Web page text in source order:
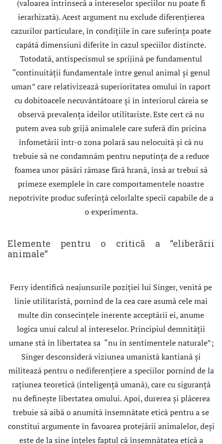
(valoarea intrinsecă a intereselor speciilor nu poate fi
ierarhizată). Acest argument nu exclude diferenţierea
cazurilor particulare, în condiţiile în care suferinţa poate
capătă dimensiuni diferite în cazul speciilor distincte.
Totodată, antispecismul se sprijină pe fundamentul
“continuităţii fundamentale între genul animal şi genul
uman” care relativizează superioritatea omului în raport
cu dobitoacele necuvântătoare şi în interiorul căreia se
observă prevalenţa ideilor utilitariste. Este cert că nu
putem avea sub grijă animalele care suferă din pricina
înfometării într-o zona polară sau nelocuită şi că nu
trebuie să ne condamnăm pentru neputinţa de a reduce
foamea unor păsări rămase fără hrană, însă ar trebui să
primeze exemplele în care comportamentele noastre
nepotrivite produc suferinţă celorlalte specii capabile de a
o experimenta.
Elemente pentru o critică a “eliberării
animale”
Ferry identifică neajunsurile poziţiei lui Singer, venită pe
linie utilitaristă, pornind de la cea care asumă cele mai
multe din consecinţele inerente acceptării ei, anume
logica unui calcul al intereselor. Principiul demnităţii
umane stă în libertatea sa “nu în sentimentele naturale”;
Singer desconsideră viziunea umanistă kantiană şi
militează pentru o nediferențiere a speciilor pornind de la
raţiunea teoretică (inteligenţă umană), care cu siguranţă
nu defineşte libertatea omului. Apoi, durerea şi plăcerea
trebuie să aibă o anumită însemnătate etică pentru a se
constitui argumente în favoarea protejării animalelor, deşi
este de la sine înţeles faptul că însemnătatea etică a